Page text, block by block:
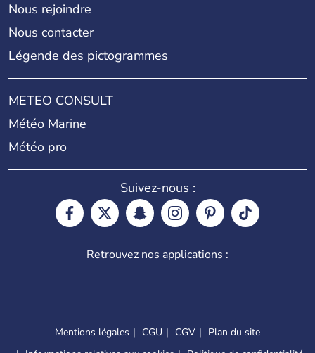
Nous rejoindre
Nous contacter
Légende des pictogrammes
METEO CONSULT
Météo Marine
Météo pro
Suivez-nous :
Retrouvez nos applications :
Mentions légales CGU CGV
Plan du site